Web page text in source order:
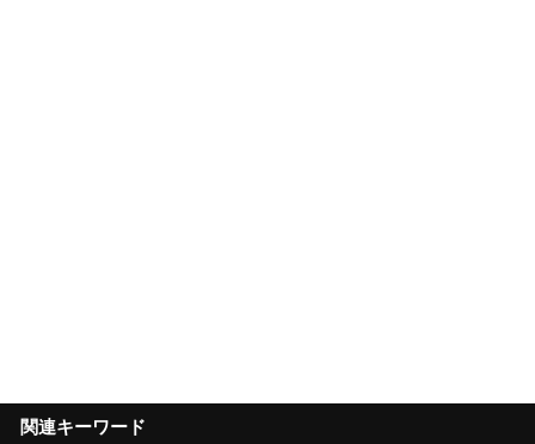
関連キーワード